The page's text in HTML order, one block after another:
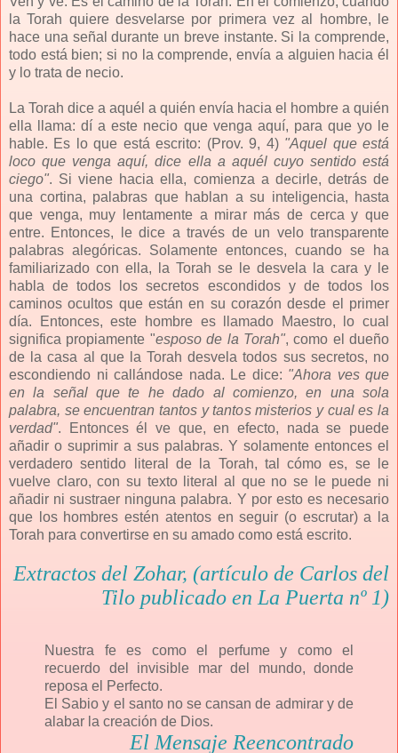
la Torah quiere desvelarse por primera vez al hombre, le
hace una señal durante un breve instante. Si la comprende,
todo está bien; si no la comprende, envía a alguien hacia él
y lo trata de necio.
La Torah dice a aquél a quién envía hacia el hombre a quién
ella llama: dí a este necio que venga aquí, para que yo le
hable. Es lo que está escrito: (Prov. 9, 4) "Aquel que está
loco que venga aquí, dice ella a aquél cuyo sentido está
ciego". Si viene hacia ella, comienza a decirle, detrás de
una cortina, palabras que hablan a su inteligencia, hasta
que venga, muy lentamente a mirar más de cerca y que
entre. Entonces, le dice a través de un velo transparente
palabras alegóricas. Solamente entonces, cuando se ha
familiarizado con ella, la Torah se le desvela la cara y le
habla de todos los secretos escondidos y de todos los
caminos ocultos que están en su corazón desde el primer
día. Entonces, este hombre es llamado Maestro, lo cual
significa propiamente "esposo de la Torah", como el dueño
de la casa al que la Torah desvela todos sus secretos, no
escondiendo ni callándose nada. Le dice: "Ahora ves que
en la señal que te he dado al comienzo, en una sola
palabra, se encuentran tantos y tantos misterios y cual es la
verdad". Entonces él ve que, en efecto, nada se puede
añadir o suprimir a sus palabras. Y solamente entonces el
verdadero sentido literal de la Torah, tal cómo es, se le
vuelve claro, con su texto literal al que no se le puede ni
añadir ni sustraer ninguna palabra. Y por esto es necesario
que los hombres estén atentos en seguir (o escrutar) a la
Torah para convertirse en su amado como está escrito.
Extractos del Zohar, (artículo de Carlos del
Tilo publicado en La Puerta nº 1)
Nuestra fe es como el perfume y como el
recuerdo del invisible mar del mundo, donde
reposa el Perfecto.
El Sabio y el santo no se cansan de admirar y de
alabar la creación de Dios.
El Mensaje Reencontrado